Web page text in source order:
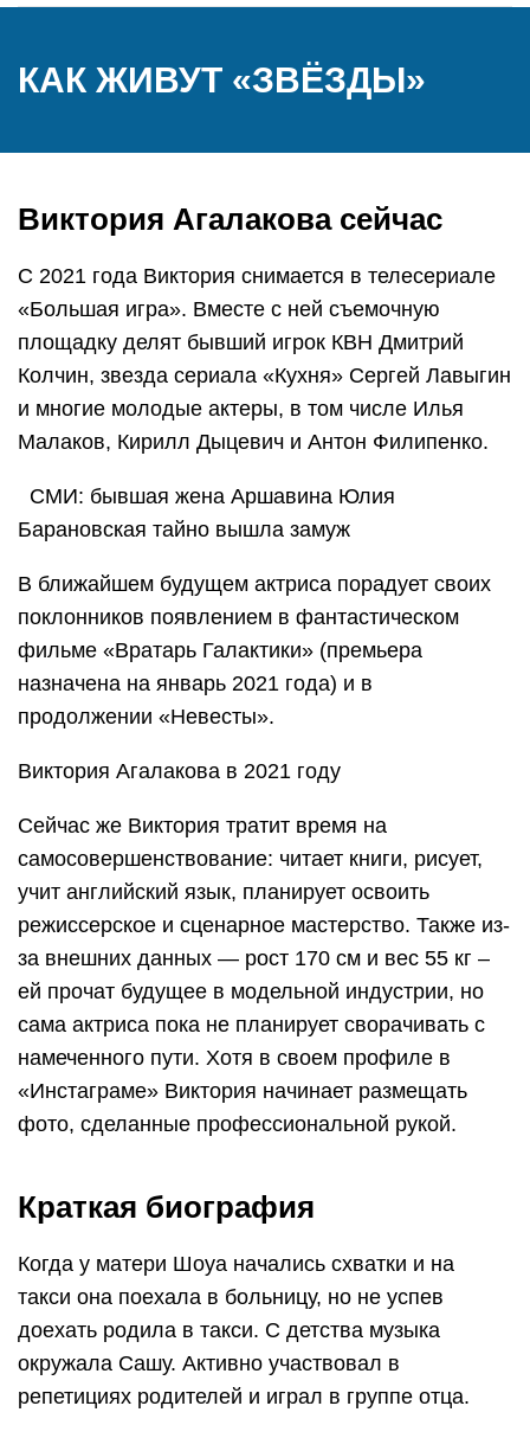
КАК ЖИВУТ «ЗВЁЗДЫ»
Виктория Агалакова сейчас
С 2021 года Виктория снимается в телесериале
«Большая игра». Вместе с ней съемочную
площадку делят бывший игрок КВН Дмитрий
Колчин, звезда сериала «Кухня» Сергей Лавыгин
и многие молодые актеры, в том числе Илья
Малаков, Кирилл Дыцевич и Антон Филипенко.
СМИ: бывшая жена Аршавина Юлия
Барановская тайно вышла замуж
В ближайшем будущем актриса порадует своих
поклонников появлением в фантастическом
фильме «Вратарь Галактики» (премьера
назначена на январь 2021 года) и в
продолжении «Невесты».
Виктория Агалакова в 2021 году
Сейчас же Виктория тратит время на
самосовершенствование: читает книги, рисует,
учит английский язык, планирует освоить
режиссерское и сценарное мастерство. Также из-
за внешних данных — рост 170 см и вес 55 кг –
ей прочат будущее в модельной индустрии, но
сама актриса пока не планирует сворачивать с
намеченного пути. Хотя в своем профиле в
«Инстаграме» Виктория начинает размещать
фото, сделанные профессиональной рукой.
Краткая биография
Когда у матери Шоуа начались схватки и на
такси она поехала в больницу, но не успев
доехать родила в такси. С детства музыка
окружала Сашу. Активно участвовал в
репетициях родителей и играл в группе отца.